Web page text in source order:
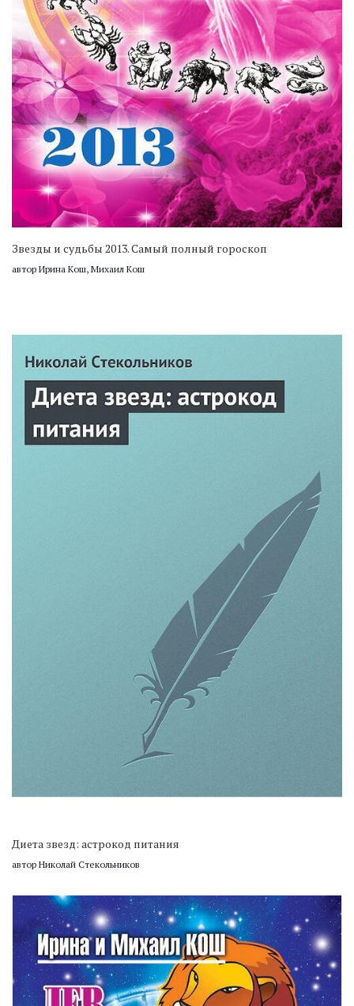
Звезды и судьбы 2013. Самый полный гороскоп
автор Ирина Кош, Михаил Кош
Диета звезд: астрокод питания
автор Николай Стекольников